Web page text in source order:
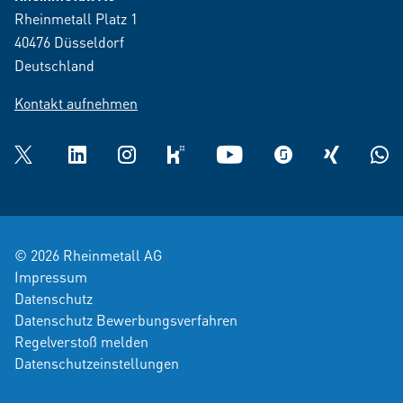
Rheinmetall Platz 1
40476 Düsseldorf
Deutschland
Kontakt aufnehmen
Twitter LinkedInInstagramkununu YouTube glassdoorXING
© 2026 Rheinmetall AG
Impressum
Datenschutz
Datenschutz Bewerbungsverfahren
Regelverstoß melden
Datenschutzeinstellungen